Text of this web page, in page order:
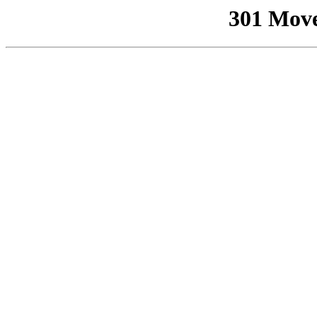
301